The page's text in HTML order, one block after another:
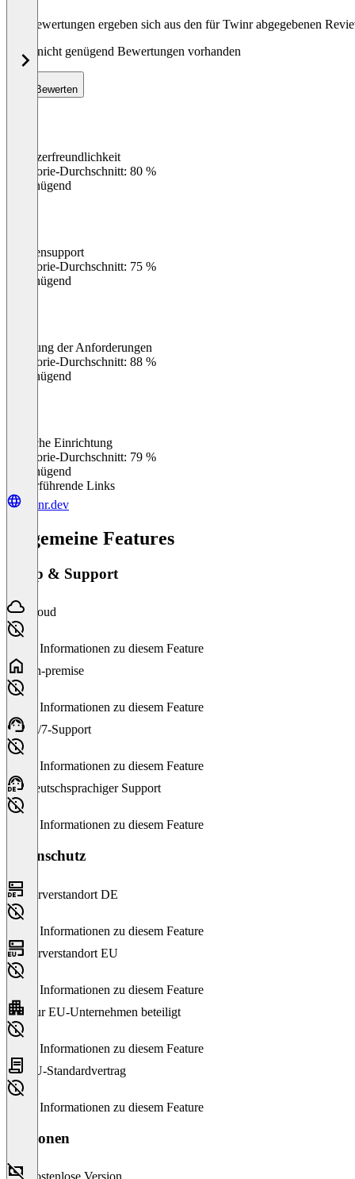
Die Bewertungen ergeben sich aus den für Twinr abgegebenen
Noch nicht genügend Bewertungen vorhanden
Bewerten
Benutzerfreundlichkeit
Kategorie-Durchschnitt: 80 %
Ungenügend
Kundensupport
Kategorie-Durchschnitt: 75 %
Ungenügend
Erfüllung der Anforderungen
Kategorie-Durchschnitt: 88 %
Ungenügend
Einfache Einrichtung
Kategorie-Durchschnitt: 79 %
Ungenügend
Weiterführende Links
twinr.dev
Allgemeine Features
Setup & Support
Cloud
Keine Informationen zu diesem Feature
On-premise
Keine Informationen zu diesem Feature
24/7-Support
Keine Informationen zu diesem Feature
Deutschsprachiger Support
Keine Informationen zu diesem Feature
Datenschutz
Serverstandort DE
Keine Informationen zu diesem Feature
Serverstandort EU
Keine Informationen zu diesem Feature
Nur EU-Unternehmen beteiligt
Keine Informationen zu diesem Feature
EU-Standardvertrag
Keine Informationen zu diesem Feature
Versionen